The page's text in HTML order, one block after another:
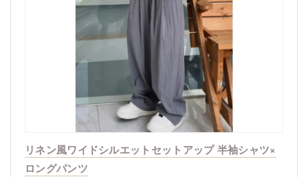
リネン風ワイドシルエットセットアップ 半袖シャツ×
ロングパンツ